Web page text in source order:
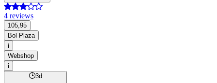
4 reviews
105,95
Bol Plaza
i
Webshop
i
3d